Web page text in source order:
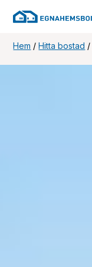
Hem /Hitta bostad